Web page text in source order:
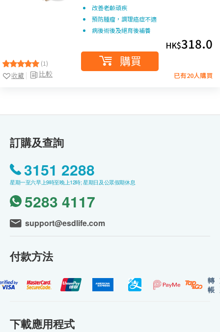
(1)
比較
收藏
改善老齡頑疾
預防腫瘤，調理癌症不適
病後術後及絕育後補養
HK$318.0
購買
已有20人購買
訂購及查詢
3151 2288
星期一至六早上9時至晚上12時; 星期日及公眾假期休息
5283 4117
support@esdlife.com
付款方法
轉
帳
下載應用程式